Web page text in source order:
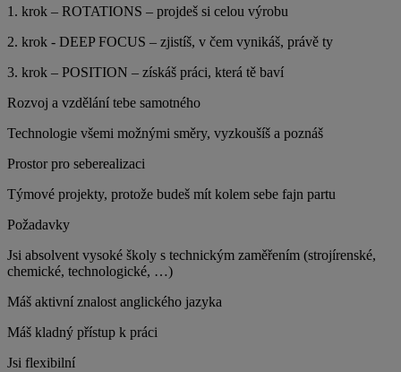
1. krok – ROTATIONS – projdeš si celou výrobu
2. krok - DEEP FOCUS – zjistíš, v čem vynikáš, právě ty
3. krok – POSITION – získáš práci, která tě baví
Rozvoj a vzdělání tebe samotného
Technologie všemi možnými směry, vyzkoušíš a poznáš
Prostor pro seberealizaci
Týmové projekty, protože budeš mít kolem sebe fajn partu
Požadavky
Jsi absolvent vysoké školy s technickým zaměřením (strojírenské,
chemické, technologické, …)
Máš aktivní znalost anglického jazyka
Máš kladný přístup k práci
Jsi flexibilní